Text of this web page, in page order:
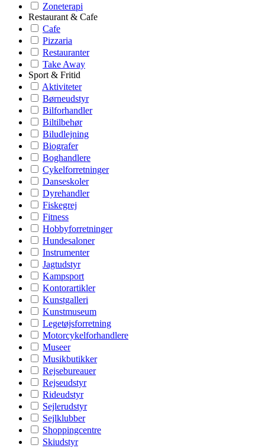
Zoneterapi
Restaurant & Cafe
Cafe
Pizzaria
Restauranter
Take Away
Sport & Fritid
Aktiviteter
Børneudstyr
Bilforhandler
Biltilbehør
Biludlejning
Biografer
Boghandlere
Cykelforretninger
Danseskoler
Dyrehandler
Fiskegrej
Fitness
Hobbyforretninger
Hundesaloner
Instrumenter
Jagtudstyr
Kampsport
Kontorartikler
Kunstgalleri
Kunstmuseum
Legetøjsforretning
Motorcykelforhandlere
Museer
Musikbutikker
Rejsebureauer
Rejseudstyr
Rideudstyr
Sejlerudstyr
Sejlklubber
Shoppingcentre
Skiudstyr